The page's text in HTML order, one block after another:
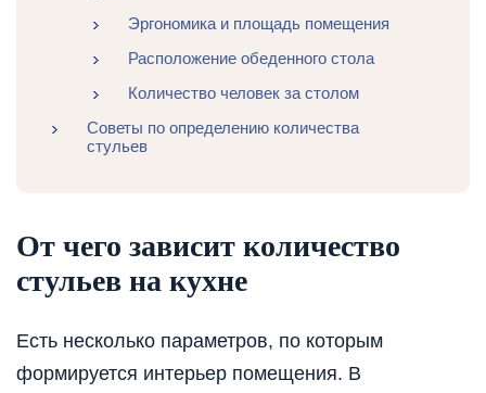
Эргономика и площадь помещения
Расположение обеденного стола
Количество человек за столом
Советы по определению количества
стульев
От чего зависит количество
стульев на кухне
Есть несколько параметров, по которым
формируется интерьер помещения. В